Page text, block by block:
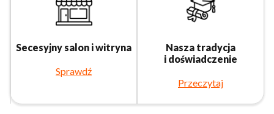
Secesyjny salon i witryna
Sprawdź
Nasza tradycja
i doświadczenie
Przeczytaj